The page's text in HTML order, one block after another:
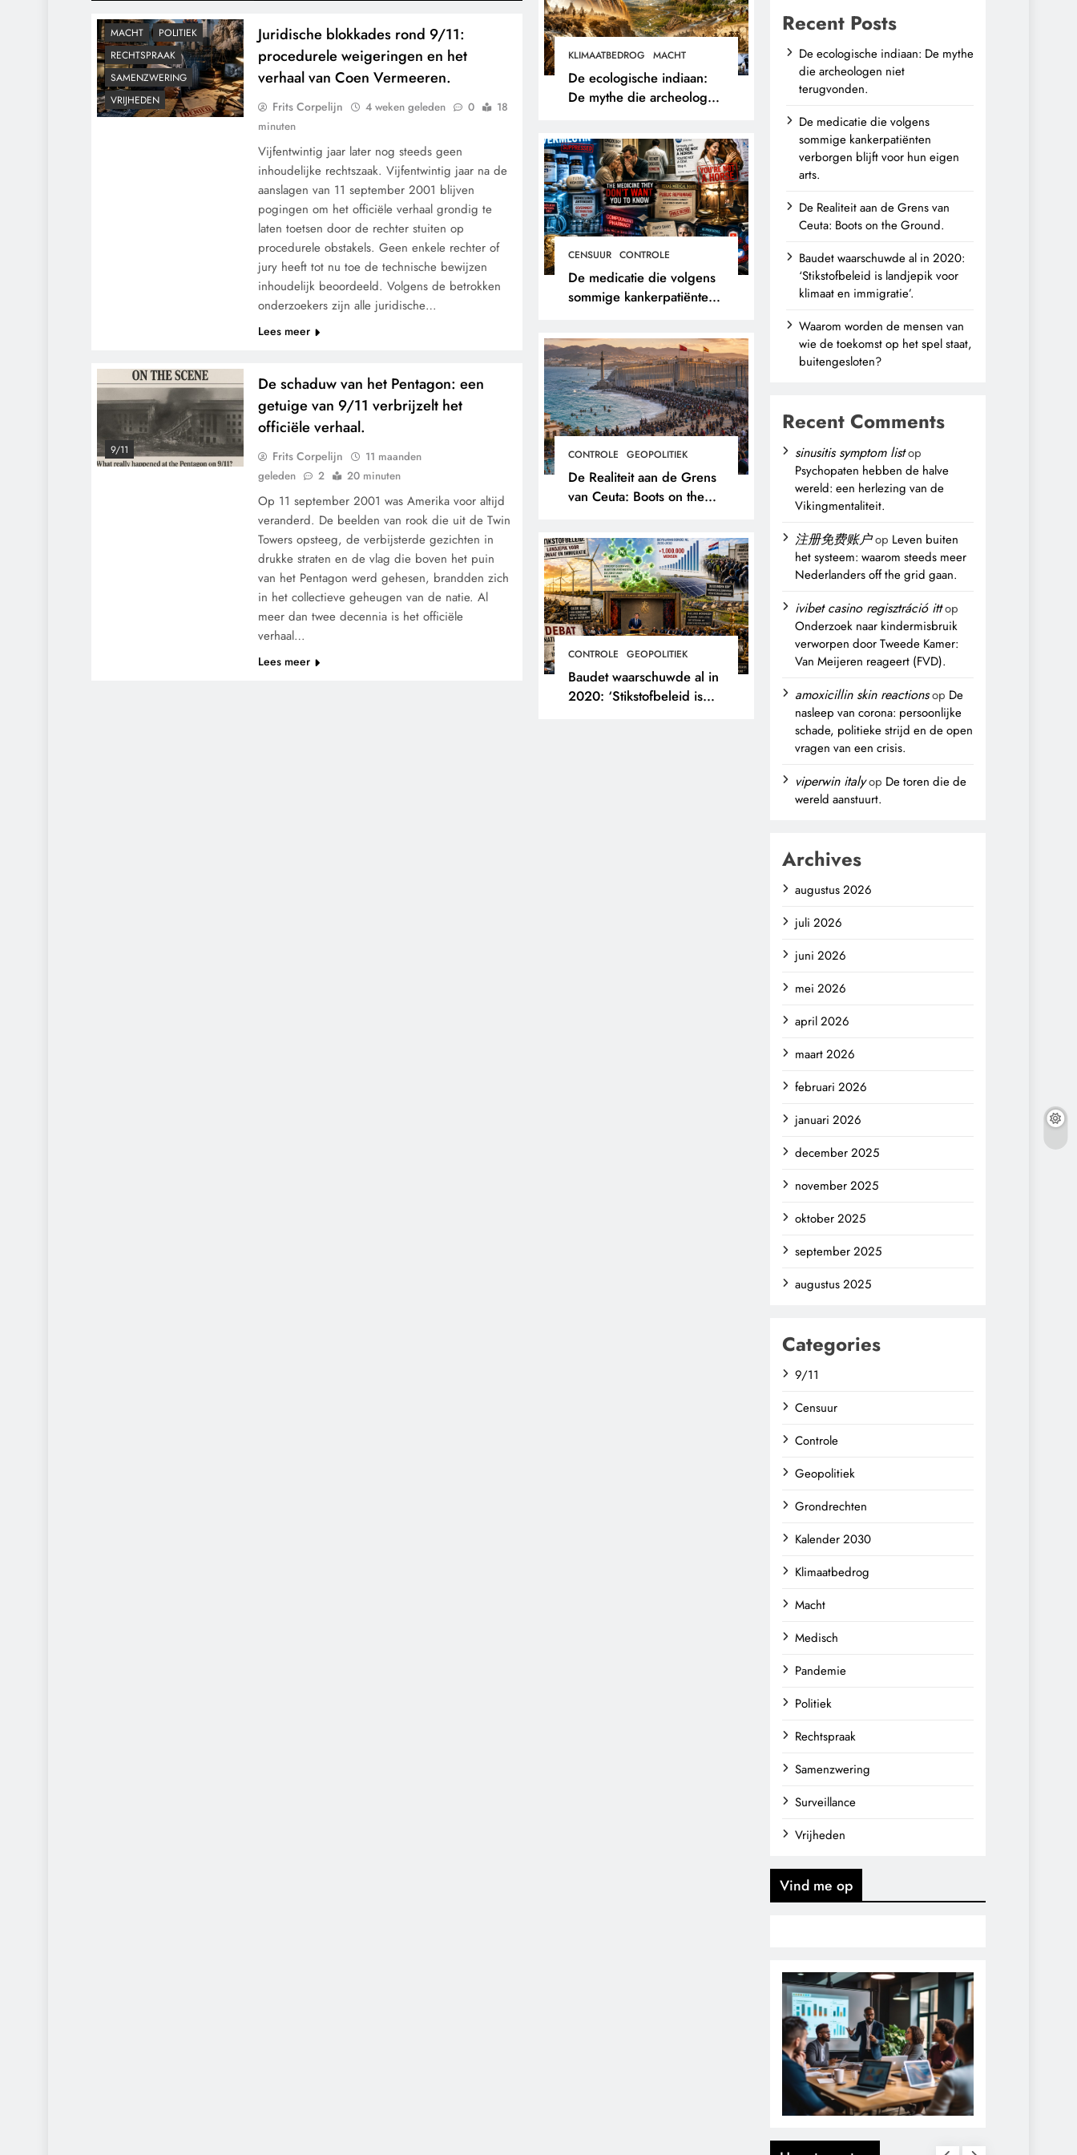
KLIMAATBEDROG MACHT
De ecologische indiaan:
De mythe die archeologen
CENSUUR CONTROLE
De medicatie die volgens
sommige kankerpatiënten
eigen arts.
CONTROLE GEOPOLITIEK
De Realiteit aan de Grens
van Ceuta: Boots on the
CONTROLE GEOPOLITIEK
Baudet waarschuwde al in
2020: ‘Stikstofbeleid is
MACHT
POLITIEK
RECHTSPRAAK
SAMENZWERING
VRIJHEDEN
Juridische blokkades rond 9/11:
procedurele weigeringen en het
verhaal van Coen Vermeeren.
Frits Corpelijn 4 weken geleden 0
18
minuten
Vijfentwintig jaar later nog steeds geen
inhoudelijke rechtszaak. Vijfentwintig jaar na de
aanslagen van 11 september 2001 blijven
pogingen om het officiële verhaal grondig te
laten toetsen door de rechter stuiten op
procedurele obstakels. Geen enkele rechter of
jury heeft tot nu toe de technische bewijzen
inhoudelijk beoordeeld. Volgens de betrokken
onderzoekers zijn alle juridische…
Lees meer
9/11
De schaduw van het Pentagon: een
getuige van 9/11 verbrijzelt het
officiële verhaal.
Frits Corpelijn
11 maanden
geleden
2 20 minuten
Op 11 september 2001 was Amerika voor altijd
veranderd. De beelden van rook die uit de Twin
Towers opsteeg, de verbijsterde gezichten in
drukke straten en de vlag die boven het puin
van het Pentagon werd gehesen, brandden zich
in het collectieve geheugen van de natie. Al
meer dan twee decennia is het officiële
verhaal…
Lees meer
Recent Posts
De ecologische indiaan: De mythe
die archeologen niet
terugvonden.
De medicatie die volgens
sommige kankerpatiënten
verborgen blijft voor hun eigen
arts.
De Realiteit aan de Grens van
Ceuta: Boots on the Ground.
Baudet waarschuwde al in 2020:
‘Stikstofbeleid is landjepik voor
klimaat en immigratie’.
Waarom worden de mensen van
wie de toekomst op het spel staat,
buitengesloten?
Recent Comments
sinusitis symptom listop
Psychopaten hebben de halve
wereld: een herlezing van de
Vikingmentaliteit.
注册免费账户op Leven buiten
het systeem: waarom steeds meer
Nederlanders off the grid gaan.
ivibet casino regisztráció ittop
Onderzoek naar kindermisbruik
verworpen door Tweede Kamer:
Van Meijeren reageert (FVD).
amoxicillin skin reactionsop De
nasleep van corona: persoonlijke
schade, politieke strijd en de open
vragen van een crisis.
viperwin italyop De toren die de
wereld aanstuurt.
Archives
augustus 2026
juli 2026
juni 2026
mei 2026
april 2026
maart 2026
februari 2026
januari 2026
december 2025
november 2025
oktober 2025
september 2025
augustus 2025
Categories
9/11
Censuur
Controle
Geopolitiek
Grondrechten
Kalender 2030
Klimaatbedrog
Macht
Medisch
Pandemie
Politiek
Rechtspraak
Samenzwering
Surveillance
Vrijheden
Vind me op